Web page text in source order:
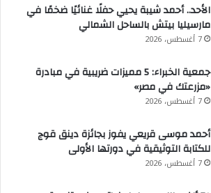
الأحد.. أحمد شيبة يحيي حفلًا غنائيًا ضخمًا في
مارسيليا بيتش بالساحل الشمالي
7 أغسطس، 2026
جمعية الخبراء: 5 مميزات ضريبية في مبادرة
«مزرعتك في مصر»
7 أغسطس، 2026
أحمد موسى قريعي يفوز بجائزة دينق قوج
للكتابة التوثيقية في دورتها الأولى
7 أغسطس، 2026